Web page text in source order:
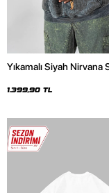
Yıkamalı Siyah Nirvana
1.399,90 TL